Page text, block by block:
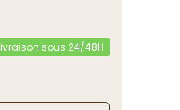
sous 24/48H